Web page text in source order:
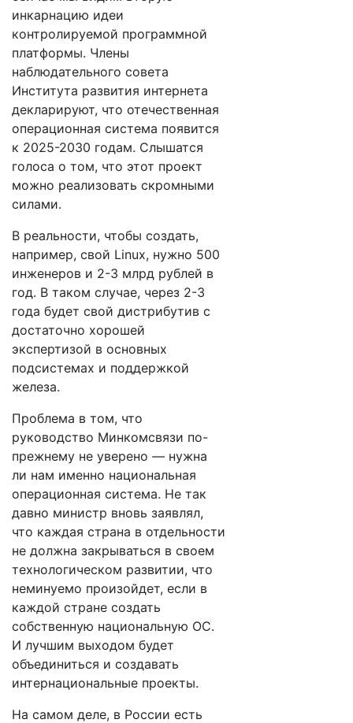
инкарнацию идеи
контролируемой программной
платформы. Члены
наблюдательного совета
Института развития интернета
декларируют, что отечественная
операционная система появится
к 2025-2030 годам. Слышатся
голоса о том, что этот проект
можно реализовать скромными
силами.
В реальности, чтобы создать,
например, свой Linux, нужно 500
инженеров и 2-3 млрд рублей в
год. В таком случае, через 2-3
года будет свой дистрибутив с
достаточно хорошей
экспертизой в основных
подсистемах и поддержкой
железа.
Проблема в том, что
руководство Минкомсвязи по-
прежнему не уверено — нужна
ли нам именно национальная
операционная система. Не так
давно министр вновь заявлял,
что каждая страна в отдельности
не должна закрываться в своем
технологическом развитии, что
неминуемо произойдет, если в
каждой стране создать
собственную национальную ОС.
И лучшим выходом будет
объединиться и создавать
интернациональные проекты.
На самом деле, в России есть